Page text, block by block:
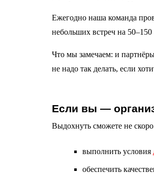
Ежегодно наша команда
небольших встреч на 50–150
Что мы замечаем: и
не надо так делать, если
Если вы —
Выдохнуть сможете не
выполнить условия
обеспечить